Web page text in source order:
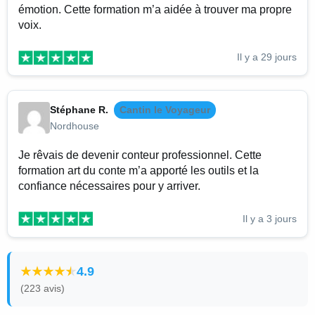
émotion. Cette formation m’a aidée à trouver ma propre
voix.
Il y a 29 jours
Stéphane R.
Cantin le Voyageur
Nordhouse
Je rêvais de devenir conteur professionnel. Cette
formation art du conte m’a apporté les outils et la
confiance nécessaires pour y arriver.
Il y a 3 jours
4.9
(223 avis)